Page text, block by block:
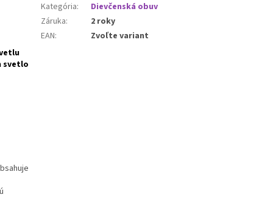
svetlo
Kategória:
Dievčenská obuv
Záruka:
2 roky
EAN: Zvoľte variant